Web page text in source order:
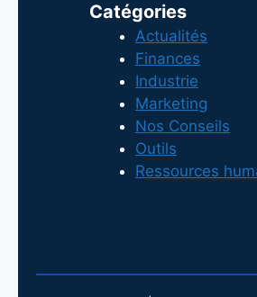
Catégories
Actualités
Finances
Industrie
Marketing
Nos Conseils
Outils
Ressources